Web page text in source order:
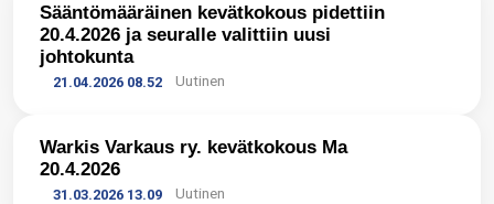
Sääntömääräinen kevätkokous pidettiin
20.4.2026 ja seuralle valittiin uusi
johtokunta
21.04.2026 08.52 Uutinen
Warkis Varkaus ry. kevätkokous Ma
20.4.2026
31.03.2026 13.09 Uutinen